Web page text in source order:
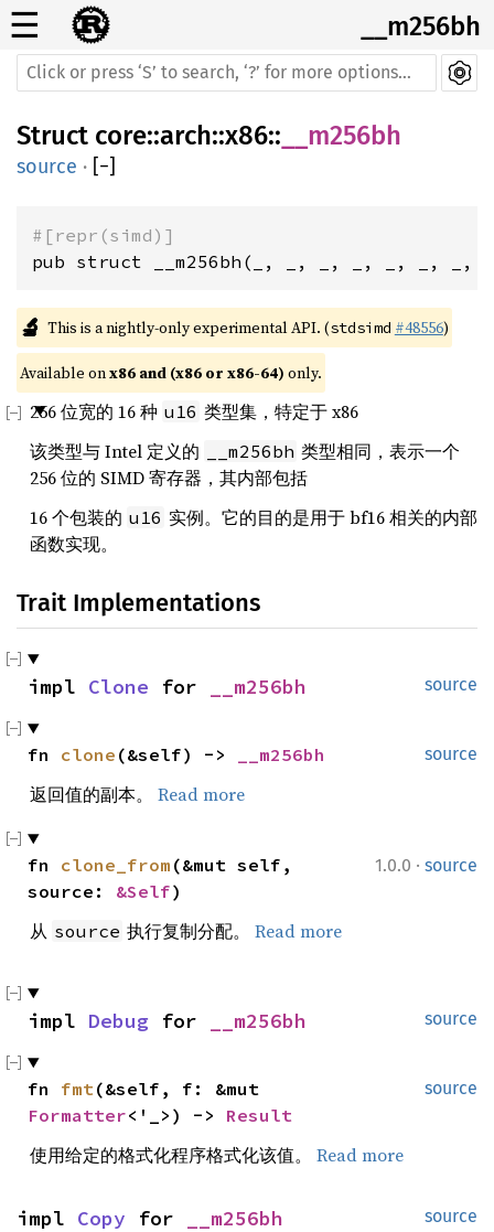
☰ __m256bh
Struct core::arch::x86:: __m256bh
source · [−]
#[repr(simd)]
pub struct __m256bh(_, _, _, _, _, _,
🔬 This is a nightly-only experimental API. (stdsimd #48556)
Available on x86 and (x86 or x86-64) only.
256 位宽的 16 种 u16 类型集，特定于 x86
该类型与 Intel 定义的
__m256bh 类型相同，表示一个
256 位的 SIMD 寄存器，其内部包括
16 个包装的 u16 实例。它的目的是用于 bf16 相关的内部
函数实现。
Trait Implementations
source
impl Clone for __m256bh
source
fn clone (&self) -> __m256bh
返回值的副本。 Read more
1.0.0 · source
fn clone_from (&mut self,
source: &Self)
从 source 执行复制分配。 Read more
source
impl Debug for __m256bh
source
fn fmt
Formatter<'_>) -> Result
使用给定的格式化程序格式化该值。 Read more
source
impl Copy for __m256bh